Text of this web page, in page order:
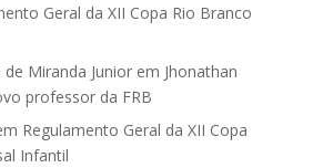
Geral da XII Copa Rio Branco
Miranda Juniorem Jhonathan
professor da FRB
Regulamento Geral da XII Copa
Infantil